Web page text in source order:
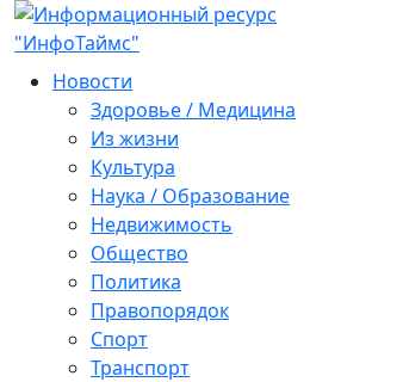
Новости
Здоровье / Медицина
Из жизни
Культура
Наука / Образование
Недвижимость
Общество
Политика
Правопорядок
Спорт
Транспорт